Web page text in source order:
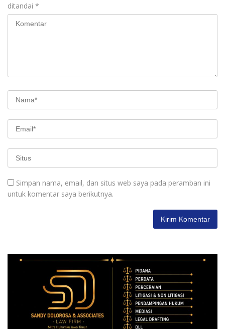
ditandai *
Simpan nama, email, dan situs web saya pada peramban ini
untuk komentar saya berikutnya.